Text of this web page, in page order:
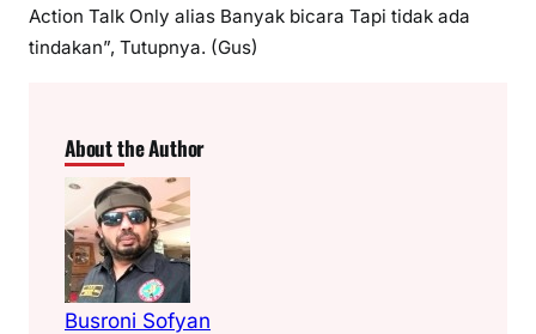
Action Talk Only alias Banyak bicara Tapi tidak ada
tindakan”, Tutupnya. (Gus)
About the Author
Busroni Sofyan